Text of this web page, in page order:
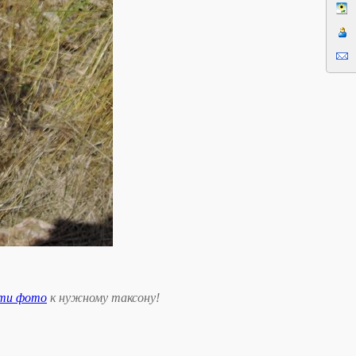
фото к нужному таксону!